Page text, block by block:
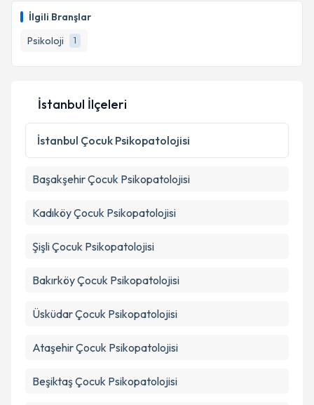
İlgili Branşlar
Psikoloji
1
İstanbul İlçeleri
İstanbul Çocuk Psikopatolojisi
BaşakşehirÇocuk Psikopatolojisi
KadıköyÇocuk Psikopatolojisi
ŞişliÇocuk Psikopatolojisi
BakırköyÇocuk Psikopatolojisi
ÜsküdarÇocuk Psikopatolojisi
AtaşehirÇocuk Psikopatolojisi
BeşiktaşÇocuk Psikopatolojisi